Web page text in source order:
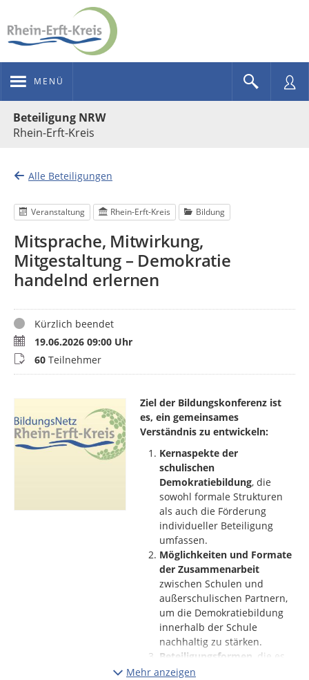
MENÜ
Beteiligung NRW
Rhein-Erft-Kreis
Alle Beteiligungen
Veranstaltung Rhein-Erft-Kreis Bildung
Mitsprache, Mitwirkung,
Mitgestaltung – Demokratie
handelnd erlernen
StatusKürzlich beendet
Termin19.06.2026 09:00 Uhr
Teilnehmer
60 Teilnehmer
Ziel der Bildungskonferenz ist
es, ein gemeinsames
Verständnis zu entwickeln:
Kernaspekte der
schulischen
Demokratiebildung, die
sowohl formale Strukturen
als auch die Förderung
individueller Beteiligung
umfassen.
Möglichkeiten und Formate
der Zusammenarbeit
zwischen Schulen und
außerschulischen Partnern,
um die Demokratiebildung
innerhalb der Schule
nachhaltig zu stärken.
Beteiligungsformen
, die es
Schülerinnen, Schülern,
Mehr anzeigen